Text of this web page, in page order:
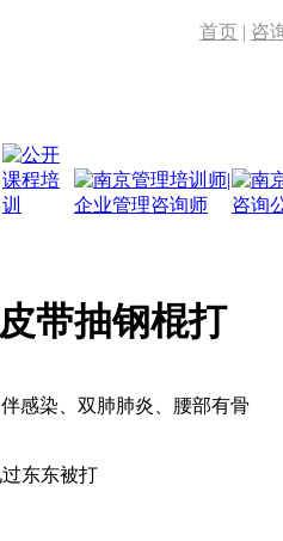
首页 | 咨
带抽钢棍打
感染、双肺肺炎、腰部有骨
东东被打